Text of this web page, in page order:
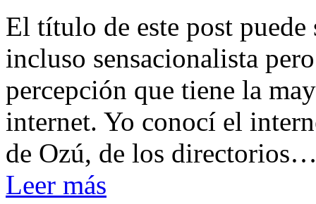
El título de este post
incluso sensacionalista
percepción que tiene la
internet. Yo conocí el
de Ozú, de los
Leer más